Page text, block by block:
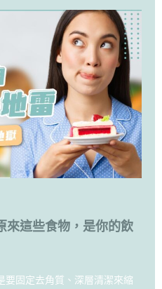
來這些食物，是你的飲
要固定去角質、深層清潔來縮